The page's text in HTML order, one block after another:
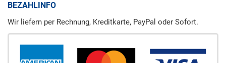
BEZAHLINFO
Wir liefern per Rechnung, Kreditkarte, PayPal oder Sofort.